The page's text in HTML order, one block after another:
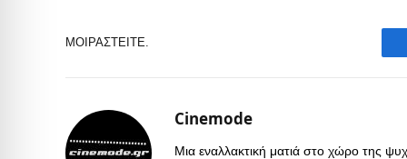
ΜΟΙΡΑΣΤΕΊΤΕ.
Cinemode
Μια εναλλακτική ματιά στο χώρο της